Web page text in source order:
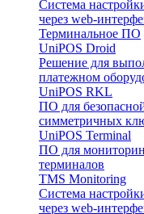
Система
через web-
Терминальное ПО
UniPOS Droid
Решение для
платежном
UniPOS RKL
ПО для
симметричных
UniPOS Terminal
ПО для
терминалов
TMS Monitoring
Система
через web-